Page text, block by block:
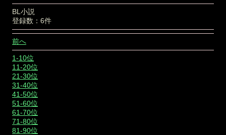
BL小説
登録数：6件
前へ
1-10位
11-20位
21-30位
31-40位
41-50位
51-60位
61-70位
71-80位
81-90位